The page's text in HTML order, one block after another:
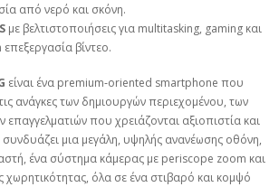
από νερό και σκόνη.
με βελτιστοποιήσεις για multitasking, gaming και
επεξεργασία βίντεο.
είναι ένα premium‑oriented smartphone που
ανάγκες των δημιουργών περιεχομένου, των
που χρειάζονται αξιοπιστία και
μια μεγάλη, υψηλής ανανέωσης οθόνη,
ένα σύστημα κάμερας με periscope zoom και
χωρητικότητας, όλα σε ένα στιβαρό και κομψό